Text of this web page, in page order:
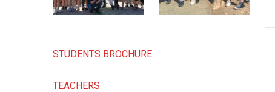
STUDENTS BROCHURE
TEACHERS